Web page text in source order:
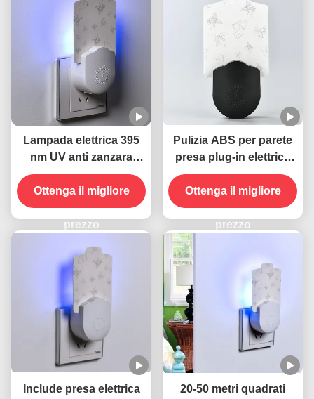
Lampada elettrica 395
nm UV anti zanzara
uccidente insetti volanti
Ottenga il migliore
prezzo
Pulizia ABS per parete
presa plug-in elettrica
395 NM UV Lampada
anti zanzara Insect killer
trappola volante
Ottenga il migliore
prezzo
Include presa elettrica
20-50 metri quadrati